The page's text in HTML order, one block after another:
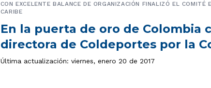
En la puerta de oro de Colombia
directora de Coldeportes por la
CON EXCELENTE BALANCE DE ORGANIZACIÓN FINALIZÓ EL COMITÉ
CARIBE
Última actualización: viernes, enero 20 de 2017